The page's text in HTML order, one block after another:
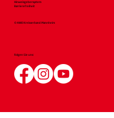
Hinweisgebersystem
Barrierefreiheit
© AWO Kreisverband Mannheim
Folgen Sie uns: